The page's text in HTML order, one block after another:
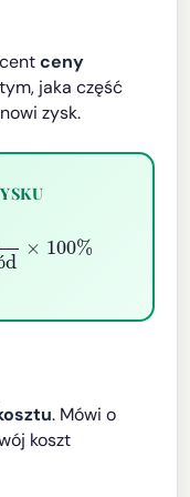
ceny
jaka część
zysk.
. Mówi o
koszt